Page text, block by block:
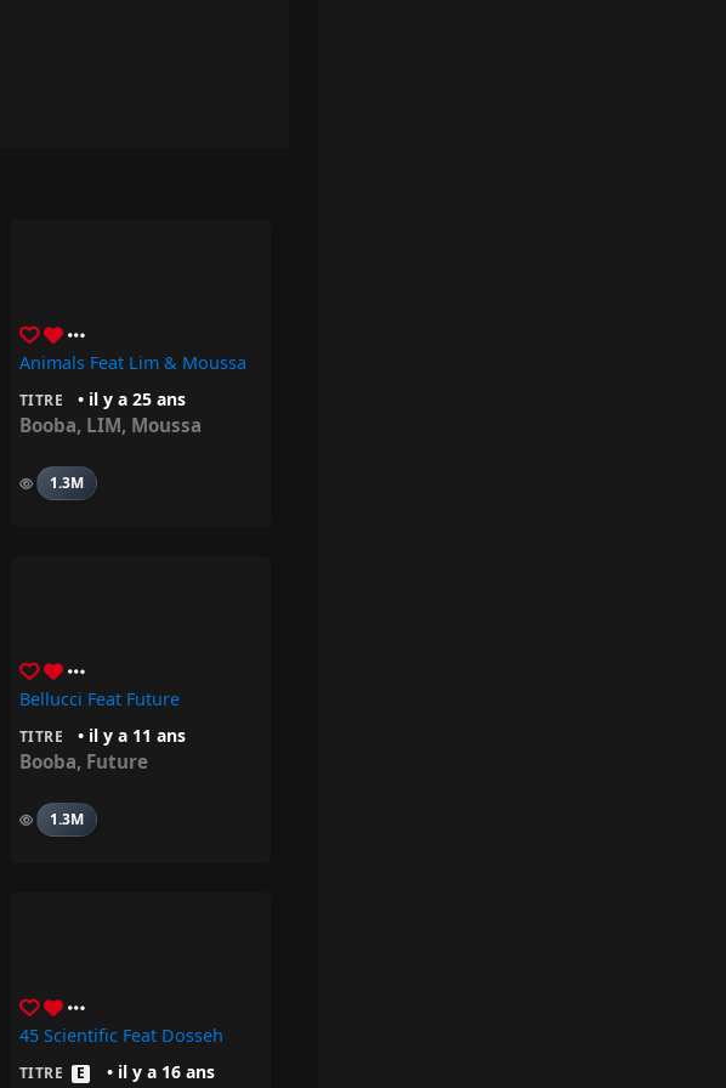
Animals Feat Lim & Moussa
TITRE • il y a 25 ans
Booba, LIM, Moussa
1.3M
Bellucci Feat Future
TITRE • il y a 11 ans
Booba, Future
1.3M
45 Scientific Feat Dosseh
TITRE E • il y a 16 ans